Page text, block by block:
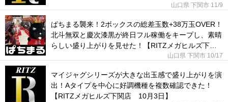
山口県 下関市 11/9
ぱちまる襲来！2ボックスの総差玉数+38万玉OVER！
北斗無双と慶次漆黒が終日フル稼働をキープし、素晴
らしい盛り上がりを見せた！【RITZメガヒルズ下関
山口県 下関市 10/17
マイジャグシリーズが大きな出玉感で盛り上がりを演
出！Aタイプを中心に好調機種を複数確認できた！
【RITZメガヒルズ下関店 10月3日】